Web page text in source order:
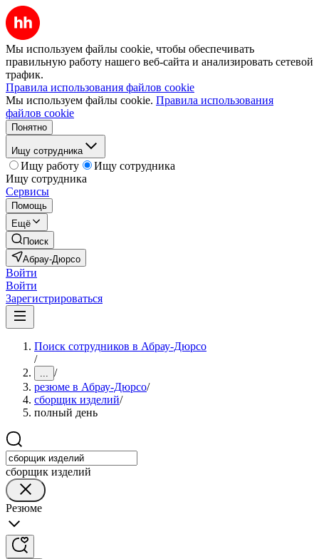
Мы используем файлы cookie, чтобы обеспечивать
правильную работу нашего веб-сайта и анализировать сетевой
трафик.
Правила использования файлов cookie
Мы используем файлы cookie. Правила использования
файлов cookie
Понятно
Ищу сотрудника
Ищу работу
Ищу сотрудника
Ищу сотрудника
Сервисы
Помощь
Ещё
Поиск
Абрау-Дюрсо
Войти
Войти
Зарегистрироваться
Поиск сотрудников в Абрау-Дюрсо
/
... /
резюме в Абрау-Дюрсо/
сборщик изделий/
полный день
сборщик изделий
Резюме